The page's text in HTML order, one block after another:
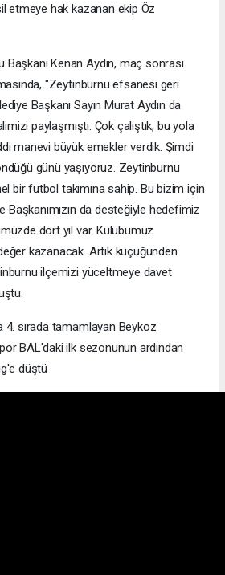
etmeye hak kazanan ekip Öz
Kenan Aydın, maç sonrası
"Zeytinburnu efsanesi geri
Başkanı Sayın Murat Aydın da
paylaşmıştı. Çok çalıştık, bu yola
manevi büyük emekler verdik. Şimdi
günü yaşıyoruz. Zeytinburnu
bir futbol takımına sahip. Bu bizim için
Başkanımızın da desteğiyle hedefimiz
dört yıl var. Kulübümüz
kazanacak. Artık küçüğünden
ilçemizi yüceltmeye davet
4. sırada tamamlayan Beykoz
BAL'daki ilk sezonunun ardından
düştü